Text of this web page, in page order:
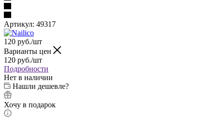
Артикул: 49317
120 руб./шт
Варианты цен
120 руб./шт
Подробности
Нет в наличии
Нашли дешевле?
Хочу в подарок